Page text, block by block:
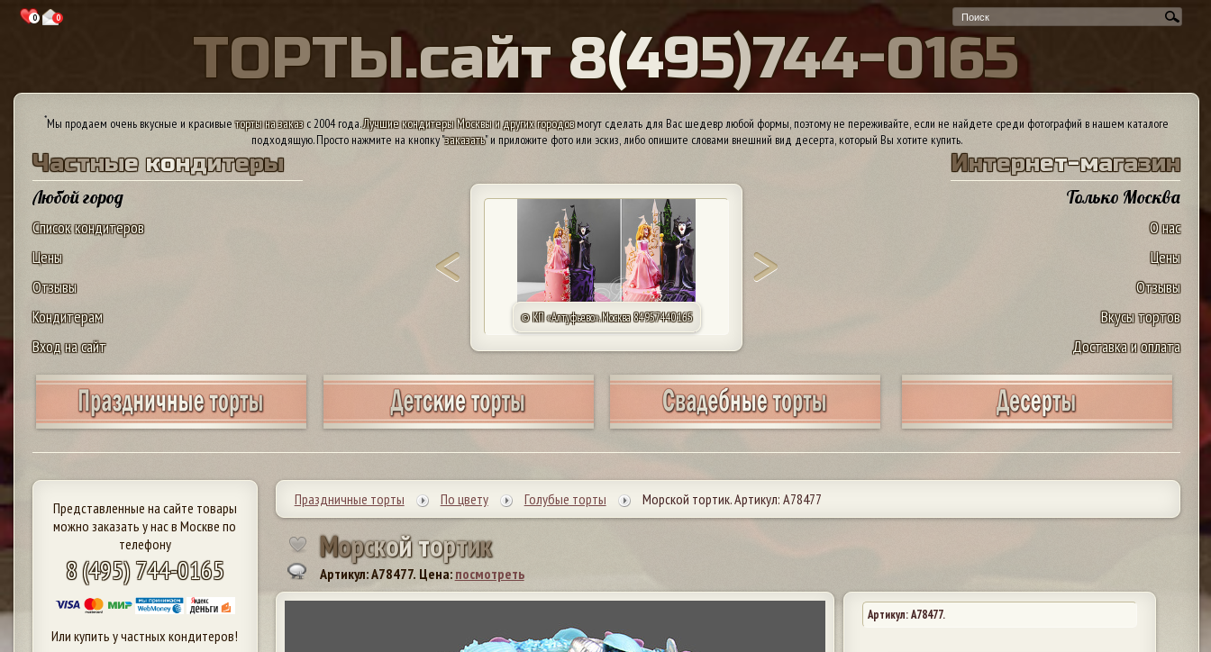
0 0
ТОРТЫ.сайт 8(495)744-0165
*Мы продаем очень вкусные и красивыеторты на заказс 2004 года.Лучшие кондитеры Москвы и других городовмогут сделать для Вас шедевр любой формы, поэтому не переживайте, если не найдете среди фотографий в нашем каталоге
подходящую. Просто нажмите на кнопку "заказать" и приложите фото или эскиз, либо опишите словами внешний вид десерта, который Вы хотите купить.
Частные кондитеры
Любой город
Список кондитеров
Цены
Отзывы
Кондитерам
Вход на сайт
Интернет-магазин
Только Москва
О нас
Цены
Отзывы
Вкусы тортов
Доставка и оплата
© Татьяна. Саратов 79173157019
Представленные на сайте товары
можно заказать у нас в Москве по
телефону
8 (495) 744-0165
Или купить у частных кондитеров!
Праздничные торты По цвету Голубые торты Морской тортик. Артикул: А78477
Морскойтортик
Артикул: A78477. Цена: посмотреть
Артикул: A78477.